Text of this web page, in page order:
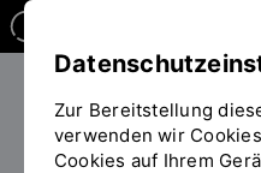
Forschen
Zur Bereitstellung
verwenden wir
Cookies auf Ihrem